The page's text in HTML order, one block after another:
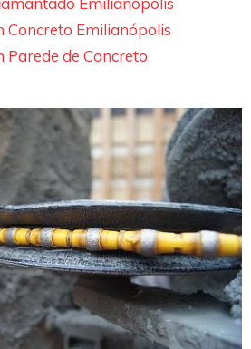
Concreto Emilianópolis
Parede de Concreto